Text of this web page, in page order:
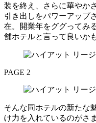
装を終え、さらに華やか
引き出しをパワーアップ
在。開業年をググってみ
舗ホテルと言って良いか
PAGE 2
そんな同ホテルの新たな
け力を入れているのがさ